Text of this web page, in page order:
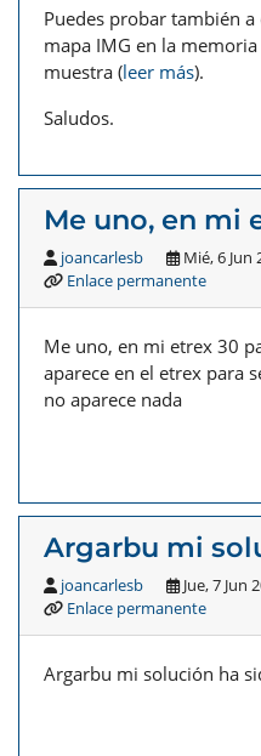
Puedes probar también
mapa IMG en la
muestra (leer más).
Saludos.
Me uno, en mi
joancarlesb
Mié, 6 Jun
Enlace permanente
Me uno, en mi etrex 30
aparece en el etrex para
no aparece nada
Argarbu mi
joancarlesb
Jue, 7 Jun
Enlace permanente
Argarbu mi solución ha